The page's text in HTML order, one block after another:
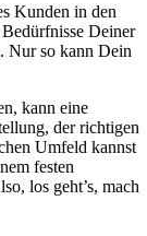
Kunden in den
Deiner
Nur so kann Dein
kann eine
der richtigen
Umfeld kannst
festen
los geht’s, mach